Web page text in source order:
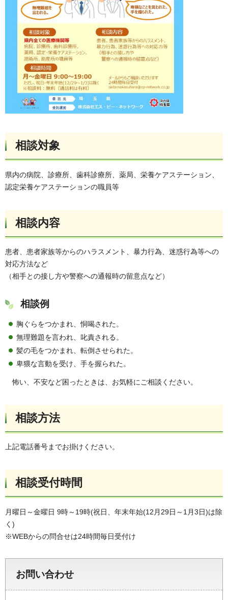
相談対象
県内の病院、診療所、歯科診療所、薬局、栄養ケアステーション、
認定栄養ケアステーションの職員等
相談内容
患者、患者家族等からのハラスメント、暴力行為、迷惑行為等への
対応方法など
（相手との接し方や警察への通報時の留意点など）
相談例
胸ぐらをつかまれ、恫喝された。
無理難題を言われ、叱責される。
髪の毛をつかまれ、転倒させられた。
卑猥な言動を受け、手を握られた。
怖い、不安など困ったときは、お気軽にご相談ください。
相談方法
上記電話番号までお掛けください。
相談受付時間
月曜日～金曜日 9時～19時(祝日、年末年始(12月29日～1月3日)は除
く)
※WEBからの問合せは24時間毎日受付け
お問い合わせ